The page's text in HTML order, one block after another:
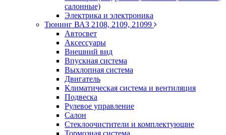
салонные)
Электрика и электроника
Тюнинг ВАЗ 2108, 2109, 21099
Автосвет
Аксессуары
Внешний вид
Впускная система
Выхлопная система
Двигатель
Климатическая система и вентиляция
Подвеска
Рулевое управление
Салон
Стеклоочистители и комплектующие
Тормозная система